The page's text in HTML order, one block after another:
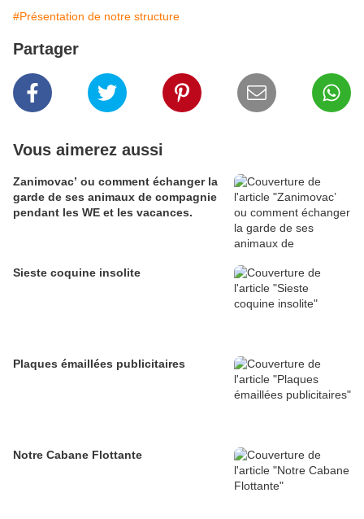
#Présentation de notre structure
Partager
Vous aimerez aussi
Zanimovac’ ou comment échanger la
garde de ses animaux de compagnie
pendant les WE et les vacances.
Sieste coquine insolite
Plaques émaillées publicitaires
Notre Cabane Flottante